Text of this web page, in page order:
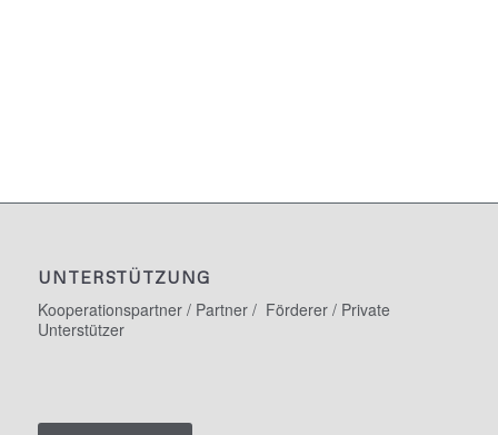
UNTERSTÜTZUNG
Kooperationspartner / Partner / Förderer / Private
Unterstützer